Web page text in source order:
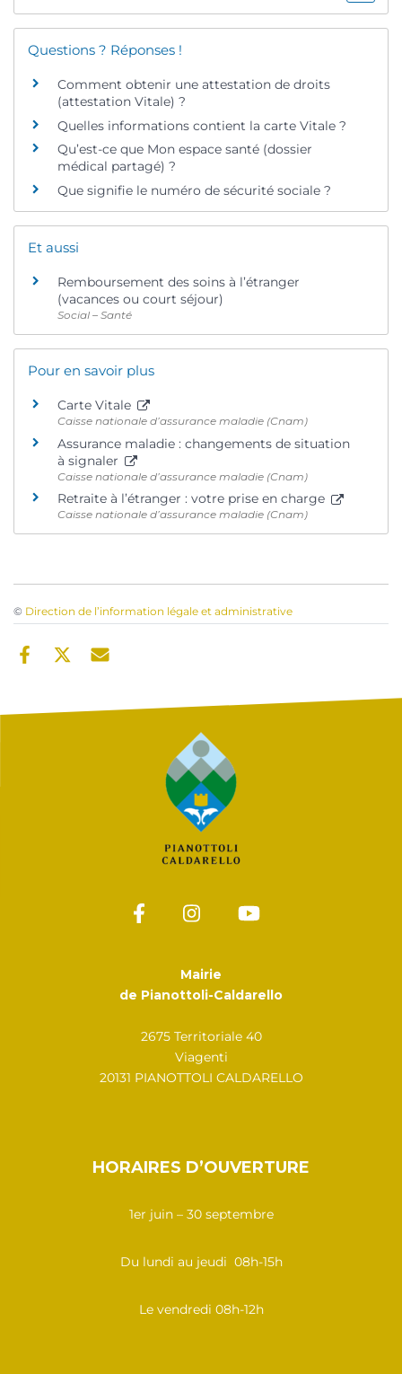
Questions ? Réponses !
Comment obtenir une attestation de droits
(attestation Vitale) ?
Quelles informations contient la carte Vitale ?
Qu’est-ce que Mon espace santé (dossier
médical partagé) ?
Que signifie le numéro de sécurité sociale ?
Et aussi
Remboursement des soins à l’étranger
(vacances ou court séjour)
Social – Santé
Pour en savoir plus
Carte Vitale
Caisse nationale d’assurance maladie (Cnam)
Assurance maladie : changements de situation
à signaler
Caisse nationale d’assurance maladie (Cnam)
Retraite à l’étranger : votre prise en charge
Caisse nationale d’assurance maladie (Cnam)
© Direction de l’information légale et administrative
Mairie
de Pianottoli-Caldarello
2675 Territoriale 40
Viagenti
20131 PIANOTTOLI CALDARELLO
HORAIRES D’OUVERTURE
1er juin – 30 septembre
Du lundi au jeudi 08h-15h
Le vendredi 08h-12h